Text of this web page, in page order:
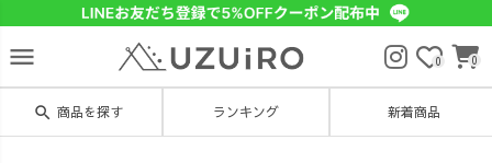
menu 0 0
search 商品を探す ランキング 新着商品